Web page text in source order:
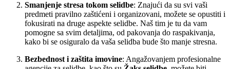
Smanjenje stresa tokom selidbe: Znajući da su svi vaši
predmeti pravilno zaštićeni i organizovani, možete se opustiti i
fokusirati na druge aspekte selidbe. Naš tim je tu da vam
pomogne sa svim detaljima, od pakovanja do raspakivanja,
kako bi se osiguralo da vaša selidba bude što manje stresna.
Bezbednost i zaštita imovine: Angažovanjem profesionalne